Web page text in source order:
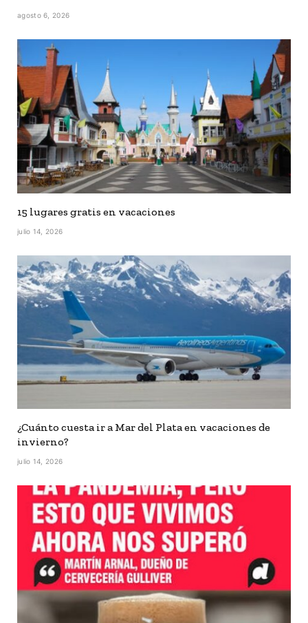
agosto 6, 2026
15 lugares gratis en vacaciones
julio 14, 2026
¿Cuánto cuesta ir a Mar del Plata en vacaciones de
invierno?
julio 14, 2026